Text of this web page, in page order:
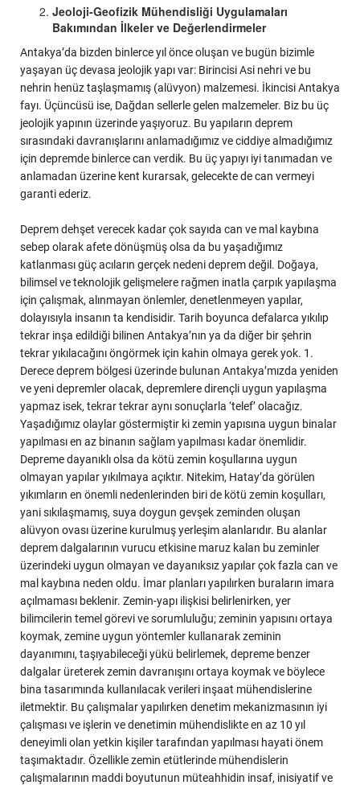
Jeoloji-Geofizik Mühendisliği Uygulamaları
Bakımından İlkeler ve Değerlendirmeler
Antakya’da bizden binlerce yıl önce oluşan ve bugün bizimle
yaşayan üç devasa jeolojik yapı var: Birincisi Asi nehri ve bu
nehrin henüz taşlaşmamış (alüvyon) malzemesi. İkincisi Antakya
fayı. Üçüncüsü ise, Dağdan sellerle gelen malzemeler. Biz bu üç
jeolojik yapının üzerinde yaşıyoruz. Bu yapıların deprem
sırasındaki davranışlarını anlamadığımız ve ciddiye almadığımız
için depremde binlerce can verdik. Bu üç yapıyı iyi tanımadan ve
anlamadan üzerine kent kurarsak, gelecekte de can vermeyi
garanti ederiz.
Deprem dehşet verecek kadar çok sayıda can ve mal kaybına
sebep olarak afete dönüşmüş olsa da bu yaşadığımız
katlanması güç acıların gerçek nedeni deprem değil. Doğaya,
bilimsel ve teknolojik gelişmelere rağmen inatla çarpık yapılaşma
için çalışmak, alınmayan önlemler, denetlenmeyen yapılar,
dolayısıyla insanın ta kendisidir. Tarih boyunca defalarca yıkılıp
tekrar inşa edildiği bilinen Antakya’nın ya da diğer bir şehrin
tekrar yıkılacağını öngörmek için kahin olmaya gerek yok. 1.
Derece deprem bölgesi üzerinde bulunan Antakya’mızda yeniden
ve yeni depremler olacak, depremlere dirençli uygun yapılaşma
yapmaz isek, tekrar tekrar aynı sonuçlarla ‘telef’ olacağız.
Yaşadığımız olaylar göstermiştir ki zemin yapısına uygun binalar
yapılması en az binanın sağlam yapılması kadar önemlidir.
Depreme dayanıklı olsa da kötü zemin koşullarına uygun
olmayan yapılar yıkılmaya açıktır. Nitekim, Hatay’da görülen
yıkımların en önemli nedenlerinden biri de kötü zemin koşulları,
yani sıkılaşmamış, suya doygun gevşek zeminden oluşan
alüvyon ovası üzerine kurulmuş yerleşim alanlarıdır. Bu alanlar
deprem dalgalarının vurucu etkisine maruz kalan bu zeminler
üzerindeki uygun olmayan ve dayanıksız yapılar çok fazla can ve
mal kaybına neden oldu. İmar planları yapılırken buraların imara
açılmaması beklenir. Zemin-yapı ilişkisi belirlenirken, yer
bilimcilerin temel görevi ve sorumluluğu; zeminin yapısını ortaya
koymak, zemine uygun yöntemler kullanarak zeminin
dayanımını, taşıyabileceği yükü belirlemek, depreme benzer
dalgalar üreterek zemin davranışını ortaya koymak ve böylece
bina tasarımında kullanılacak verileri inşaat mühendislerine
iletmektir. Bu çalışmalar yapılırken denetim mekanizmasının iyi
çalışması ve işlerin ve denetimin mühendislikte en az 10 yıl
deneyimli olan yetkin kişiler tarafından yapılması hayati önem
taşımaktadır. Özellikle zemin etütlerinde mühendislerin
çalışmalarının maddi boyutunun müteahhidin insaf, inisiyatif ve